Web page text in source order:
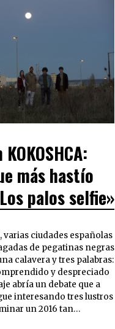
más hastío
palos selfie»
varias ciudades españolas
de pegatinas negras
calavera y tres palabras:
y despreciado
abría un debate que a
interesando tres lustros
un 2016 tan…